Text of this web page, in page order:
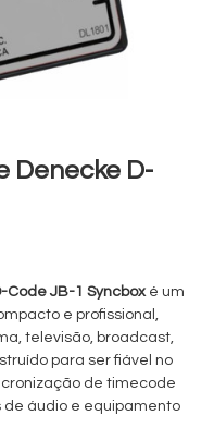
Denecke D-
JB-1 Syncboxé um
e profissional,
televisão, broadcast,
para ser fiável no
de timecode
áudio e equipamento